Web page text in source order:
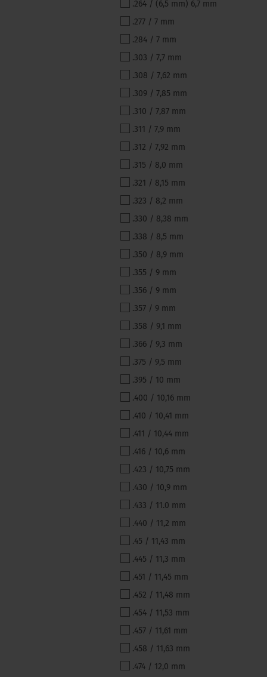
.264 / (6,5 mm) 6,7 mm
.277 / 7 mm
.284 / 7 mm
.303 / 7,7 mm
.308 / 7,62 mm
.309 / 7,85 mm
.310 / 7,87 mm
.311 / 7,9 mm
.312 / 7,92 mm
.315 / 8,0 mm
.321 / 8,15 mm
.323 / 8,2 mm
.330 / 8,38 mm
.338 / 8,5 mm
.350 / 8,9 mm
.355 / 9 mm
.356 / 9 mm
.357 / 9 mm
.358 / 9,1 mm
.366 / 9,3 mm
.375 / 9,5 mm
.395 / 10 mm
.400 / 10,16 mm
.410 / 10,41 mm
.411 / 10,44 mm
.416 / 10,6 mm
.423 / 10,75 mm
.430 / 10,9 mm
.433 / 11.0 mm
.440 / 11,2 mm
.45 / 11,43 mm
.445 / 11,3 mm
.451 / 11,45 mm
.452 / 11,48 mm
.454 / 11,53 mm
.457 / 11,61 mm
.458 / 11,63 mm
.474 / 12,0 mm